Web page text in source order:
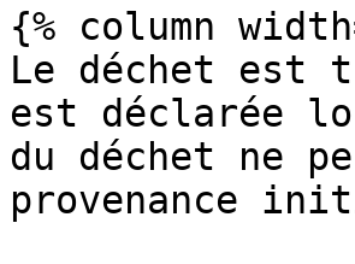
{% column
Le déchet est
est déclarée
du déchet ne
provenance